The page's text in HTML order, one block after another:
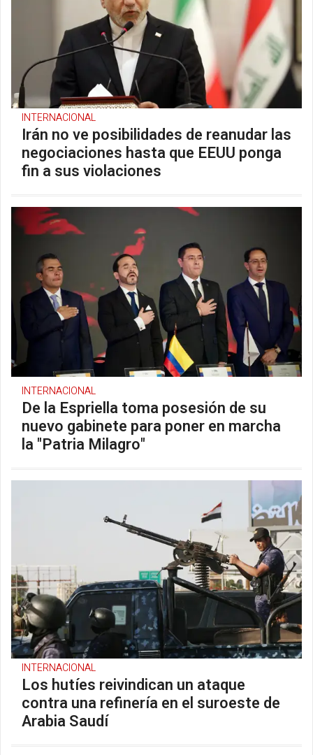
INTERNACIONAL
Irán no ve posibilidades de reanudar las
negociaciones hasta que EEUU ponga
fin a sus violaciones
INTERNACIONAL
De la Espriella toma posesión de su
nuevo gabinete para poner en marcha
la "Patria Milagro"
INTERNACIONAL
Los hutíes reivindican un ataque
contra una refinería en el suroeste de
Arabia Saudí